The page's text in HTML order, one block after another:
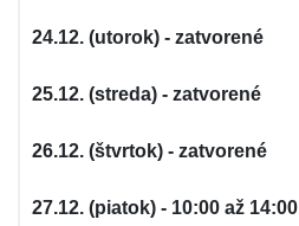
24.12. (utorok) - zatvorené
25.12. (streda) - zatvorené
26.12. (štvrtok) - zatvorené
27.12. (piatok) - 10:00 až 14:00